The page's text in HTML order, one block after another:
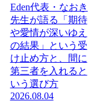
Eden代表・なおき
先生が語る「期待
や愛情が深いゆえ
の結果」という受
け止め方と、間に
第三者を入れると
いう選び方
2026.08.04